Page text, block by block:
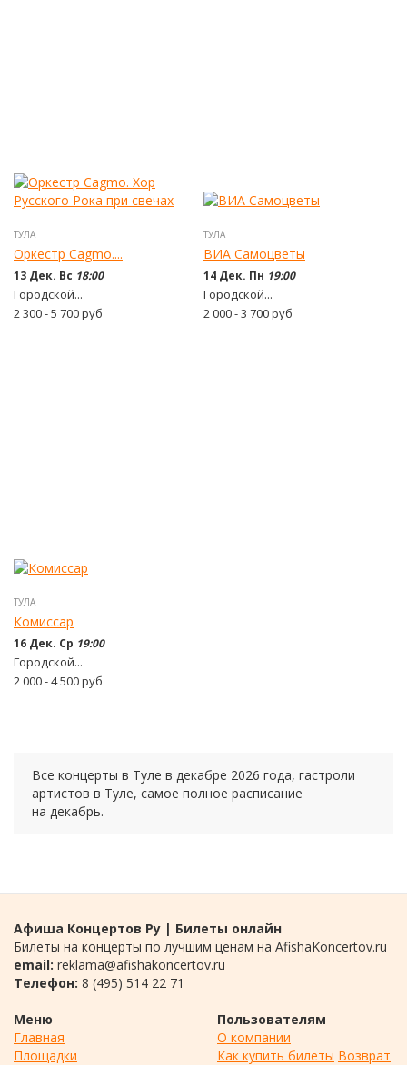
ТУЛА
Оркестр Cagmo....
13 Дек. Вс 18:00
Городской...
2 300 - 5 700руб
ТУЛА
ВИА Самоцветы
14 Дек. Пн 19:00
Городской...
2 000 - 3 700руб
ТУЛА
Комиссар
16 Дек. Ср 19:00
Городской...
2 000 - 4 500руб
Все концерты в Туле в декабре 2026 года, гастроли
артистов в Туле, самое полное расписание
на декабрь.
Афиша Концертов Ру | Билеты онлайн
Билеты на концерты по лучшим ценам на AfishaKoncertov.ru
email: reklama@afishakoncertov.ru
Телефон: 8 (495) 514 22 71
Меню
Главная
Площадки
Пользователям
О компании
Как купить билеты Возврат